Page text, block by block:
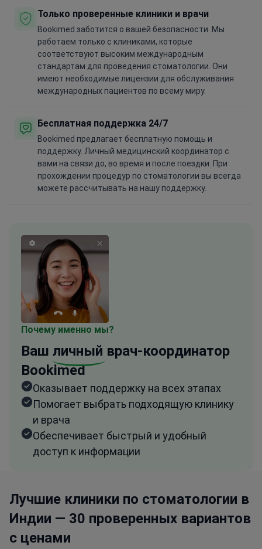
Только проверенные клиники и врачи
Bookimed заботится о вашей безопасности. Мы
работаем только с клиниками, которые
соответствуют высоким международным
стандартам для проведения стоматологии. Они
имеют необходимые лицензии для обслуживания
международных пациентов по всему миру.
Бесплатная поддержка 24/7
Bookimed предлагает бесплатную помощь и
поддержку. Личный медицинский координатор с
вами на связи до, во время и после поездки. При
прохождении процедур по стоматологии вы всегда
можете рассчитывать на нашу поддержку.
Почему именно мы?
Ваш личный врач-координатор
Bookimed
Оказывает поддержку на всех этапах
Помогает выбрать подходящую клинику
и врача
Обеспечивает быстрый и удобный
доступ к информации
Лучшие клиники по стоматологии в
Индии — 30 проверенных вариантов
с ценами